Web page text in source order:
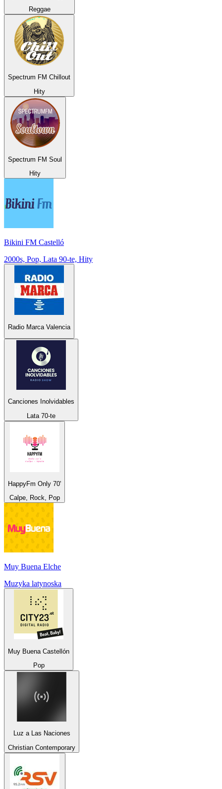
Reggae
Spectrum FM Chillout
Hity
Spectrum FM Soul
Hity
Bikini FM Castelló
2000s, Pop, Lata 90-te, Hity
Radio Marca Valencia
Canciones Inolvidables
Lata 70-te
HappyFm Only 70'
Calpe, Rock, Pop
Muy Buena Elche
Muzyka latynoska
Muy Buena Castellón
Pop
Luz a Las Naciones
Christian Contemporary